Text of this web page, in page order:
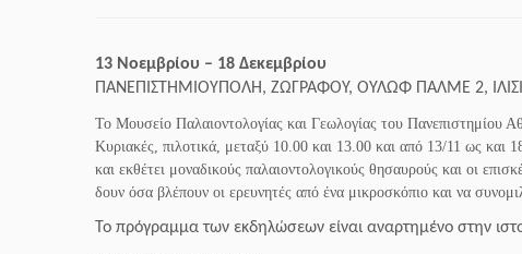
13 Νοεμβρίου – 18 Δεκεμβρίου
ΠΑΝΕΠΙΣΤΗΜΙΟΥΠΟΛΗ, ΖΩΓΡΑΦΟΥ, ΟΥΛΩΦ ΠΑΛΜΕ 2,
Το Μουσείο Παλαιοντολογίας και Γεωλογίας του Πανεπιστημίου
Κυριακές, πιλοτικά, μεταξύ 10.00 και 13.00 και από 13/11 ως και
και εκθέτει μοναδικούς παλαιοντολογικούς θησαυρούς και οι
δουν όσα βλέπουν οι ερευνητές από ένα μικροσκόπιο και να
Το πρόγραμμα των εκδηλώσεων είναι αναρτημένο στην